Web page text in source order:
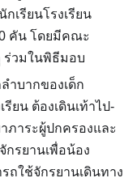
เรียนโรงเรียน
คัน โดยมีคณะ
ร่วมในพิธีมอบ
ำบากของเด็ก
ยน ต้องเดินเท้าไป-
ภาระผู้ปกครองและ
กรยานเพื่อน้อง
ถใช้จักรยานเดินทาง